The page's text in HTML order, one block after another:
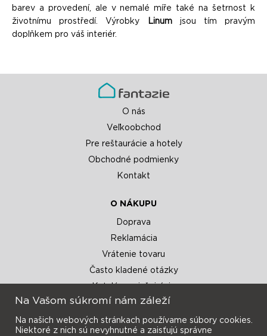
barev a provedení, ale v nemalé míře také na šetrnost k
životnímu prostředí. Výrobky
Linumjsou tím pravým
doplňkem pro váš interiér.
O nás
Veľkoobchod
Pre reštaurácie a hotely
Obchodné podmienky
Kontakt
O NÁKUPU
Doprava
Reklamácia
Vrátenie tovaru
Často kladené otázky
Na Vašom súkromí nám záleží
Na našich webových stránkach používame súbory cookies.
Niektoré z nich sú nevyhnutné a zaisťujú správne